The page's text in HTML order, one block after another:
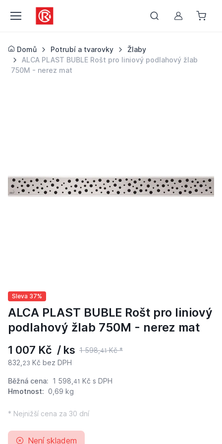
Můj účet
Domů Potrubí a tvarovky
Žlaby
ALCA PLAST BUBLE Rošt pro liniový podlahový žlab
750M - nerez mat
Sleva 37%
ALCA PLAST BUBLE Rošt pro liniový
podlahový žlab 750M - nerez mat
1 007 Kč / ks 1 598,41Kč *
832, 23 Kč bez DPH
Běžná cena: 1 598, 41 Kč s DPH
Hmotnost: 0,69 kg
* Nejnižší cena za 30 dní
Není skladem